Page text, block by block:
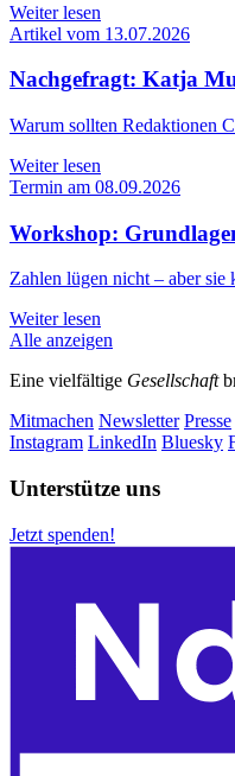
Weiter lesen
Artikel vom 13.07.2026
Nachgefragt: Katja
Warum sollten Redaktionen
Weiter lesen
Termin am 08.09.2026
Workshop:
Zahlen lügen nicht – aber sie
Weiter lesen
Alle anzeigen
Eine vielfältige Gesellschaft
Mitmachen Newsletter Presse
Instagram LinkedIn Bluesky
Unterstütze uns
Jetzt spenden!